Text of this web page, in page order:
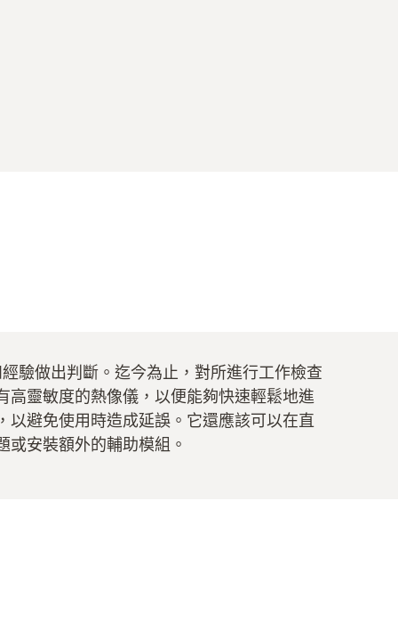
驗做出判斷。迄今為止，對所進行工作檢查
靈敏度的熱像儀，以便能夠快速輕鬆地進
避免使用時造成延誤。它還應該可以在直
安裝額外的輔助模組。